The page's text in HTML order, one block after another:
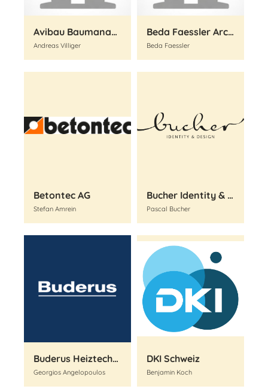
Avibau Baumanagement GmbH
Andreas Villiger
Beda Faessler Architektur AG
Beda Faessler
Betontec AG
Stefan Amrein
Bucher Identity & Design AG
Pascal Bucher
Buderus Heiztechnik AG
Georgios Angelopoulos
DKI Schweiz
Benjamin Koch